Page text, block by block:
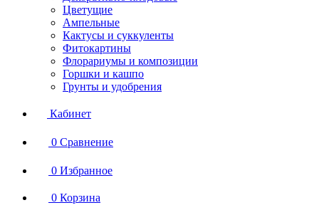
Цветущие
Ампельные
Кактусы и суккуленты
Фитокартины
Флорариумы и композиции
Горшки и кашпо
Грунты и удобрения
Кабинет
0 Сравнение
0 Избранное
0 Корзина